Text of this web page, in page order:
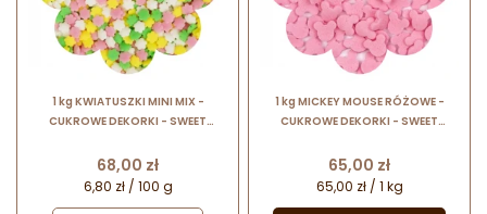
1 kg KWIATUSZKI MINI MIX -
CUKROWE DEKORKI - SWEET
dekoracji spożywczych - śr. 4 mm
Cena
68,00 zł
6,80 zł / 100 g
1 kg MICKEY MOUSE RÓŻOWE -
CUKROWE DEKORKI - SWEET
dekoracji spożywczych - śr. 9 mm
Cena
65,00 zł
65,00 zł / 1 kg